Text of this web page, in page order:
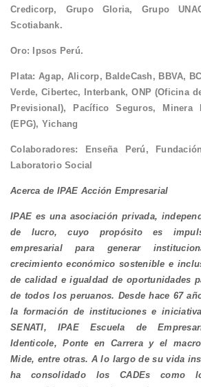
Credicorp, Grupo Gloria, Grupo
Scotiabank.
Oro: Ipsos Perú.
Plata: Agap, Alicorp, BaldeCash, BBVA,
Verde, Cibertec, Interbank, ONP (Oficina
Previsional), Pacífico Seguros, Minera
(EPG), Yichang
Colaboradores: Enseña Perú,
Laboratorio Social
Acerca de IPAE Acción Empresarial
IPAE es una asociación privada,
de lucro, cuyo propósito es
empresarial para generar
crecimiento económico sostenible e
de calidad e igualdad de oportunidades
de todos los peruanos. Desde hace 67
la formación de instituciones e
SENATI, IPAE Escuela de
Identicole, Ponte en Carrera y el
Mide, entre otras. A lo largo de su vida
ha consolidado los CADEs como